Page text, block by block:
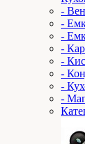
-
-
-
-
-
-
-
-